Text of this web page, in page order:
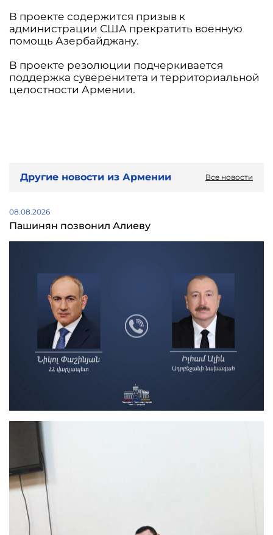
В проекте содержится призыв к
администрации США прекратить военную
помощь Азербайджану.
В проекте резолюции подчеркивается
поддержка суверенитета и территориальной
целостности Армении.
Другие новости из Армении Все новости
08.08.2026
Пашинян позвонил Алиеву